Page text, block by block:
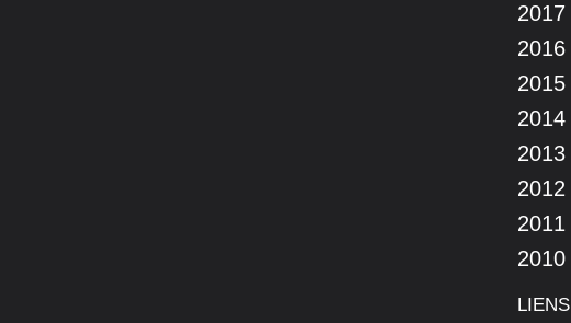
2017
2016
2015
2014
2013
2012
2011
2010
LIENS